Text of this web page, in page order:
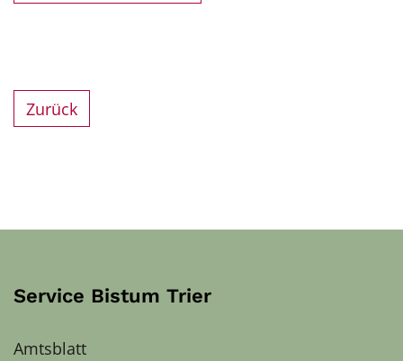
Zurück
Service Bistum Trier
Amtsblatt